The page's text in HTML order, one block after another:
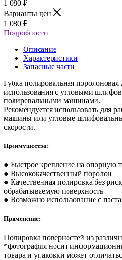
1 080 ₽
Варианты цен
1 080 ₽
Подробности
Описание
Характеристики
Запасные части
Губка полировальная поролоновая
использования с угловыми
полировальными машинами.
Рекомендуется использовать для
машины или угловые
скорости.
Преимущества:
● Быстрое крепление на опорную
● Высококачественный поролон
● Качественная полировка без
обрабатываемую поверхность
● Возможно использование с
Применение:
Полировка поверностей из
*фотография носит
товара и упаковки может